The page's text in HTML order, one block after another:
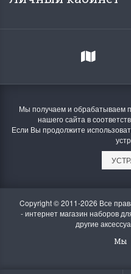
Мы получаем и обрабатываем
нашего сайта в
Если Вы продолжите
Copyright © 2011-2026 Все
- интернет магазин наборов
другие
Мы